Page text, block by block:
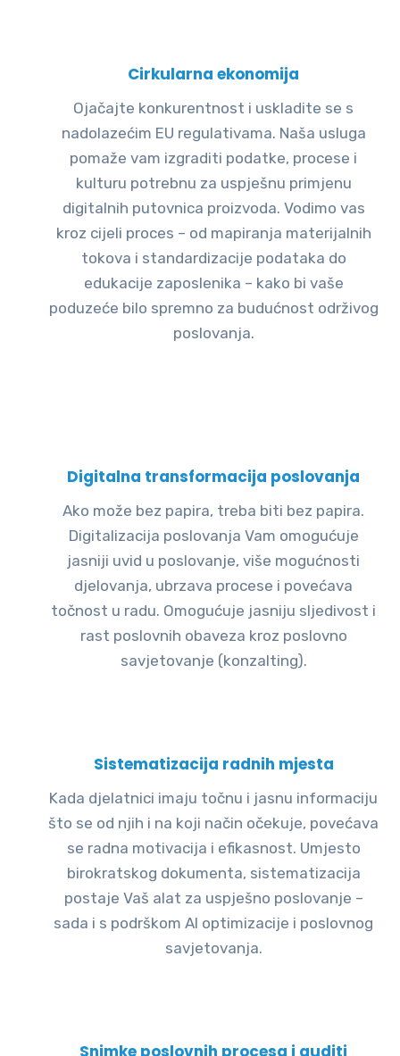
Cirkularna ekonomija
Ojačajte konkurentnost i uskladite se s
nadolazećim EU regulativama. Naša usluga
pomaže vam izgraditi podatke, procese i
kulturu potrebnu za uspješnu primjenu
digitalnih putovnica proizvoda. Vodimo vas
kroz cijeli proces – od mapiranja materijalnih
tokova i standardizacije podataka do
edukacije zaposlenika – kako bi vaše
poduzeće bilo spremno za budućnost održivog
poslovanja.
Digitalna transformacija poslovanja
Ako može bez papira, treba biti bez papira.
Digitalizacija poslovanja Vam omogućuje
jasniji uvid u poslovanje, više mogućnosti
djelovanja, ubrzava procese i povećava
točnost u radu. Omogućuje jasniju sljedivost i
rast poslovnih obaveza kroz poslovno
savjetovanje (konzalting).
Sistematizacija radnih mjesta
Kada djelatnici imaju točnu i jasnu informaciju
što se od njih i na koji način očekuje, povećava
se radna motivacija i efikasnost. Umjesto
birokratskog dokumenta, sistematizacija
postaje Vaš alat za uspješno poslovanje –
sada i s podrškom AI optimizacije i poslovnog
savjetovanja.
Snimke poslovnih procesa i auditi